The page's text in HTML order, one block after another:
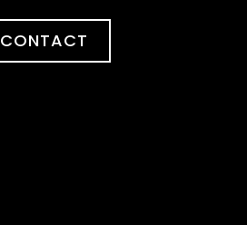
CONTACT